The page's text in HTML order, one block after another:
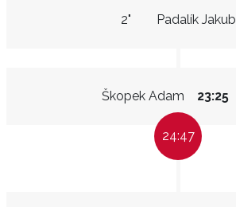
Padalík Jakub
2"
Škopek Adam 23:25
24:47